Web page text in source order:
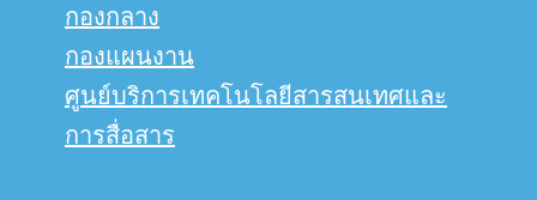
กองกลาง
กองแผนงาน
ศูนย์บริการเทคโนโลยีสารสนเทศและ
การสื่อสาร